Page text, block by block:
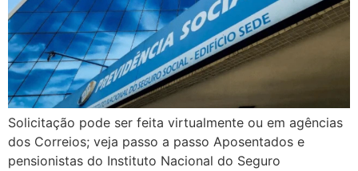
Solicitação pode ser feita virtualmente ou em agências
dos Correios; veja passo a passo Aposentados e
pensionistas do Instituto Nacional do Seguro